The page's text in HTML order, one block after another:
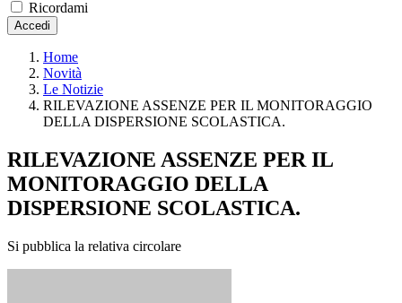
Ricordami
Accedi
Home
Novità
Le Notizie
RILEVAZIONE ASSENZE PER IL MONITORAGGIO
DELLA DISPERSIONE SCOLASTICA.
RILEVAZIONE ASSENZE PER IL
MONITORAGGIO DELLA
DISPERSIONE SCOLASTICA.
Si pubblica la relativa circolare